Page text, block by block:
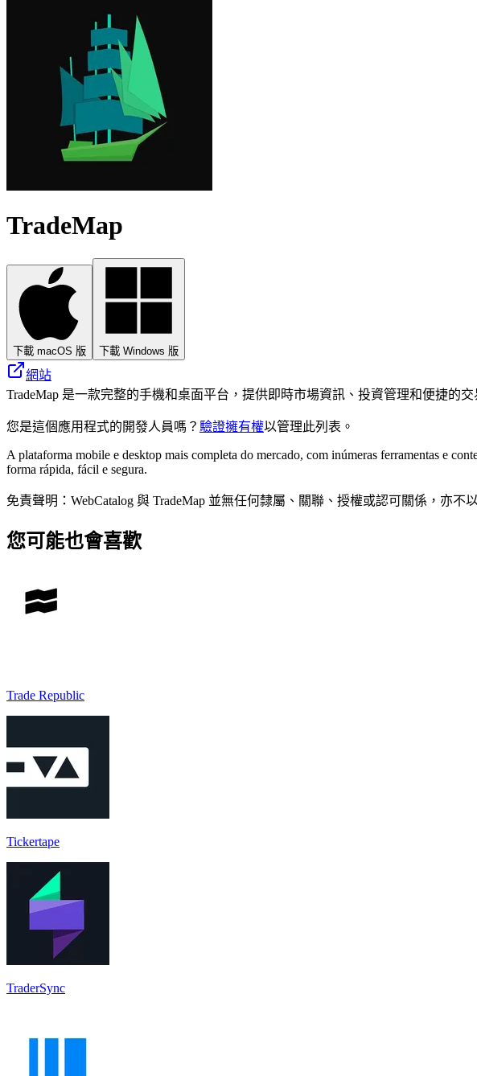
TradeMap
下載 macOS 版 下載 Windows 版
網站
TradeMap 是一款完整的手機和桌面平台，提供即時市場資訊、投資管理和便捷的交
您是這個應用程式的開發人員嗎？ 驗證擁有權以管理此列表。
A plataforma mobile e desktop mais completa do mercado, com inúmeras ferramentas e
forma rápida, fácil e segura.
免責聲明：WebCatalog 與 TradeMap 並無任何隸屬、關聯、授權或認可關係，亦
您可能也會喜歡
Trade Republic
Tickertape
TraderSync